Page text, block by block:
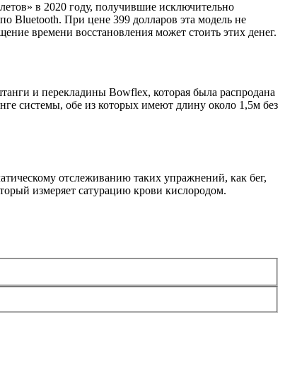
в 2020 году, получившие исключительно
Bluetooth. При цене 399 долларов эта модель не
времени восстанов­ления может стоить этих денег.
и перекладины Bowflex, которая была распродана
системы, обе из которых имеют длину около 1,5м без
отслеживанию таких упражнений, как бег,
измеряет сатурацию крови кислородом.